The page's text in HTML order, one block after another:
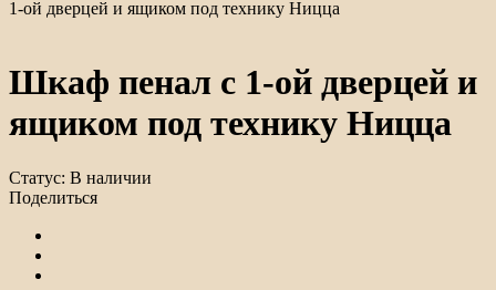
1-ой дверцей и ящиком под технику Ницца
Шкаф пенал с 1-ой дверцей и
ящиком под технику Ницца
Статус: В наличии
Поделиться